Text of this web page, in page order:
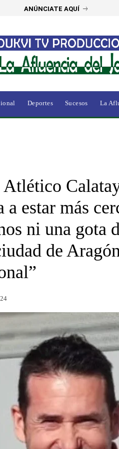
ANÚNCIATE AQUÍ
Deportes Sucesos La
a estar más
ni una gota
de